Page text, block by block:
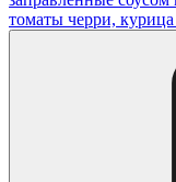
томаты черри,